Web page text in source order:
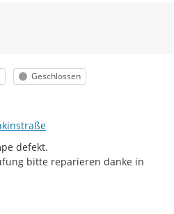
Status
Geschlossen
defekt.
bitte reparieren danke in